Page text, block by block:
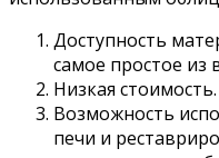
Доступность
самое простое из
Низкая стоимость.
Возможность
печи и